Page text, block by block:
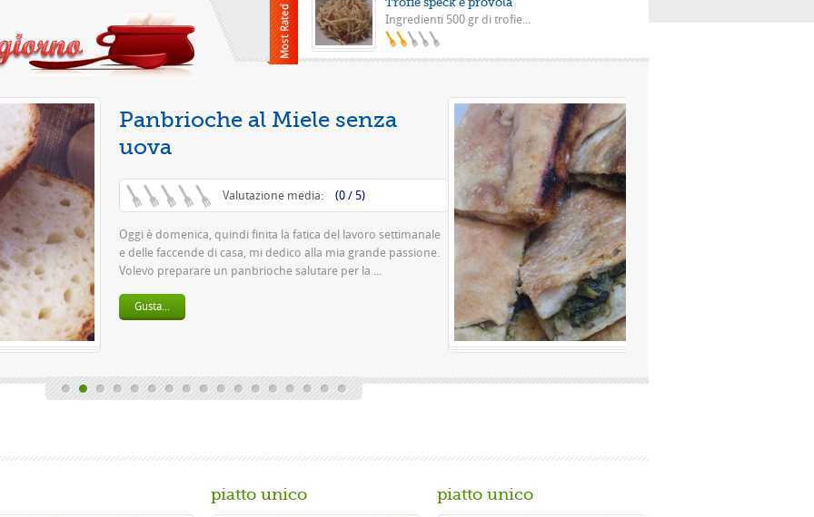
Ingredienti 500 gr di trofie...
Pizza con la scarola
Valutazione media: (0 / 5)
Questa è una pizza famosissima a Napoli Ingredienti Per la
pasta 500 g di farina rimacinata a pietra 0 10 g di lievito di
Gusta...
piatto unico piatto unico